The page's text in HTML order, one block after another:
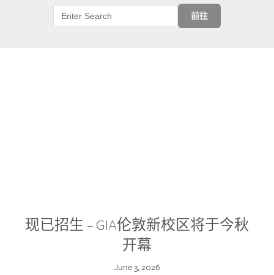
前往
现已招生 – GIA伦敦新校区将于今秋
开幕
June 3, 2026